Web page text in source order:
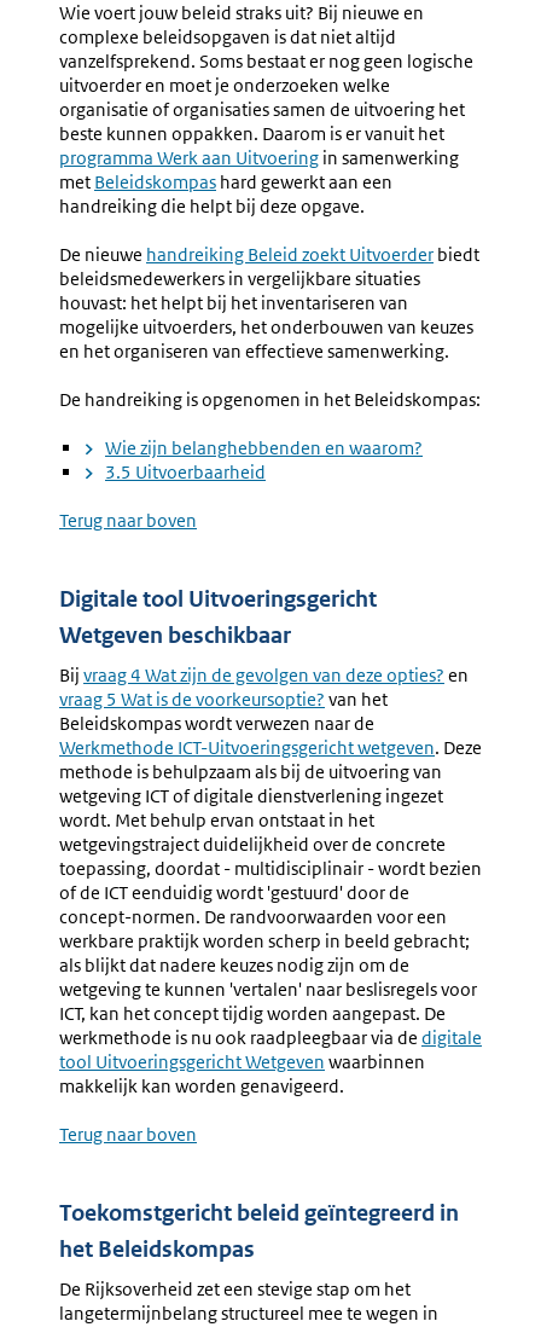
Wie voert jouw beleid straks uit? Bij nieuwe en
complexe beleidsopgaven is dat niet altijd
vanzelfsprekend. Soms bestaat er nog geen logische
uitvoerder en moet je onderzoeken welke
organisatie of organisaties samen de uitvoering het
beste kunnen oppakken. Daarom is er vanuit het
link:
programma Werk aan Uitvoering in samenwerking
met Externe
link:
Beleidskompas hard gewerkt aan een
handreiking die helpt bij deze opgave.
De nieuwe handreiking Beleid zoekt Uitvoerder biedt
beleidsmedewerkers in vergelijkbare situaties
houvast: het helpt bij het inventariseren van
mogelijke uitvoerders, het onderbouwen van keuzes
en het organiseren van effectieve samenwerking.
De handreiking is opgenomen in het Beleidskompas:
Wie zijn belanghebbenden en waarom?
3.5 Uitvoerbaarheid
Terug naar boven
Digitale tool Uitvoeringsgericht
Wetgeven beschikbaar
Bij vraag4 Wat zijn de gevolgen van deze opties? en
vraag 5 Wat is de voorkeursoptie? van het
Beleidskompas wordt verwezen naar de
Werkmethode ICT-Uitvoeringsgericht wetgeven. Deze
methode is behulpzaam als bij de uitvoering van
wetgeving ICT of digitale dienstverlening ingezet
wordt. Met behulp ervan ontstaat in het
wetgevingstraject duidelijkheid over de concrete
toepassing, doordat - multidisciplinair - wordt bezien
of de ICT eenduidig wordt 'gestuurd' door de
concept-normen. De randvoorwaarden voor een
werkbare praktijk worden scherp in beeld gebracht;
als blijkt dat nadere keuzes nodig zijn om de
wetgeving te kunnen 'vertalen' naar beslisregels voor
ICT, kan het concept tijdig worden aangepast. De
werkmethode is nu ook raadpleegbaar via de Externe
link:
digitale
tool Uitvoeringsgericht Wetgeven waarbinnen
makkelijk kan worden genavigeerd.
Terug naar boven
Toekomstgericht beleid geïntegreerd in
het Beleidskompas
De Rijksoverheid zet een stevige stap om het
langetermijnbelang structureel mee te wegen in